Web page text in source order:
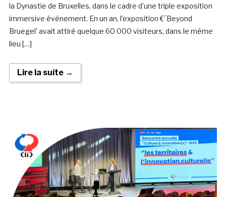
la Dynastie de Bruxelles, dans le cadre d’une triple exposition
immersive événement. En un an, l’exposition €˜Beyond
Bruegel’ avait attiré quelque 60 000 visiteurs, dans le même
lieu […]
Lire la suite →